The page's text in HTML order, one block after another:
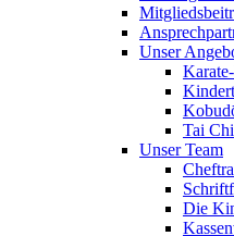
Unser
Tai Chi
Unser Team
Die